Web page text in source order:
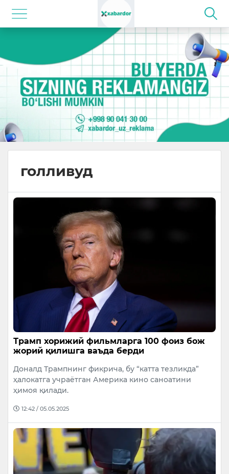
голливуд
Трамп хорижий фильмларга 100 фоиз бож
жорий қилишга ваъда берди
Доналд Трампнинг фикрича, бу “катта тезликда”
ҳалокатга учраётган Америка кино саноатини
ҳимоя қилади.
12:42 / 05.05.2025